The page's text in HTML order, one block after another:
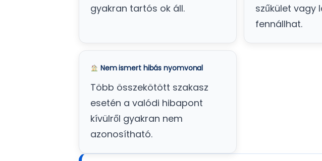
gyakran tartós ok áll.
szűkület vagy
fennállhat.
Nem ismert hibás nyomvonal
Több összekötött szakasz
esetén a valódi hibapont
kívülről gyakran nem
azonosítható.